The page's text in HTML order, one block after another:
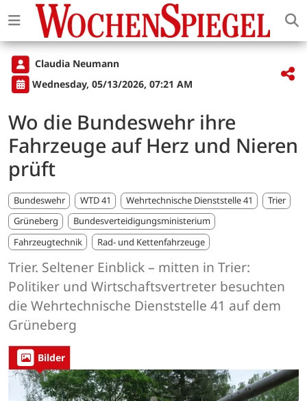
Claudia Neumann
Wednesday, 05/13/2026, 07:21 AM
Wo die Bundeswehr ihre
Fahrzeuge auf Herz und Nieren
prüft
Bundeswehr WTD 41 Wehrtechnische Dienststelle 41
Trier
Grüneberg
Bundesverteidigungsministerium
Fahrzeugtechnik
Rad- und Kettenfahrzeuge
Trier. Seltener Einblick – mitten in Trier:
Politiker und Wirtschaftsvertreter besuchten
die Wehrtechnische Dienststelle 41 auf dem
Grüneberg
Bilder